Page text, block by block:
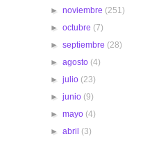
►noviembre (251)
►octubre (7)
►septiembre (28)
►agosto (4)
►julio (23)
►junio (9)
►mayo (4)
►abril (3)